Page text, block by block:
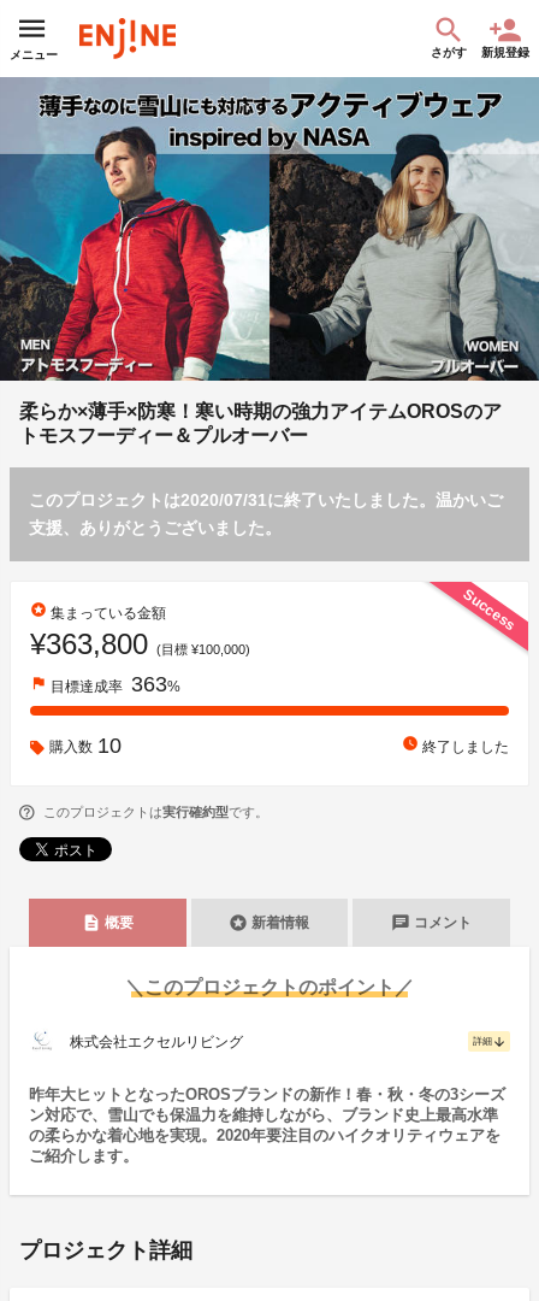
メニュー さがす 新規登録
柔らか×薄手×防寒！寒い時期の強力アイテムOROSのア
トモスフーディー＆プルオーバー
このプロジェクトは2020/07/31に終了いたしました。温かいご
支援、ありがとうございました。
Success
stars 集まっている金額
¥363,800 (目標 ¥100,000)
flag 目標達成率 363%
購入数 10 watch_later 終了しました
このプロジェクトは実行確約型です。
description 概要 stars 新着情報 chat コメント
＼このプロジェクトのポイント／
株式会社エクセルリビング 詳細 arrow_downward
昨年大ヒットとなったOROSブランドの新作！春・秋・冬の3シーズ
ン対応で、雪山でも保温力を維持しながら、ブランド史上最高水準
の柔らかな着心地を実現。2020年要注目のハイクオリティウェアを
ご紹介します。
プロジェクト詳細